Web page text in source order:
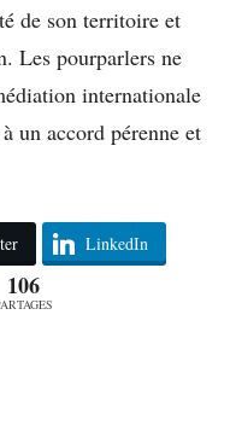
de son territoire et
Les pourparlers ne
internationale
un accord pérenne et
LinkedIn
106